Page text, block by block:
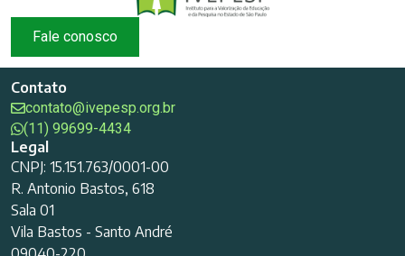
Fale conosco
Contato
contato@ivepesp.org.br
(11) 99699-4434
Legal
CNPJ: 15.151.763/0001-00
R. Antonio Bastos, 618
Sala 01
Vila Bastos - Santo André